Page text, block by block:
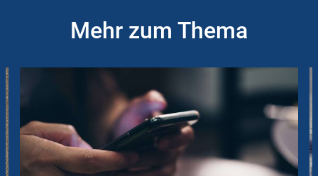
Mehr zum Thema
Instructions